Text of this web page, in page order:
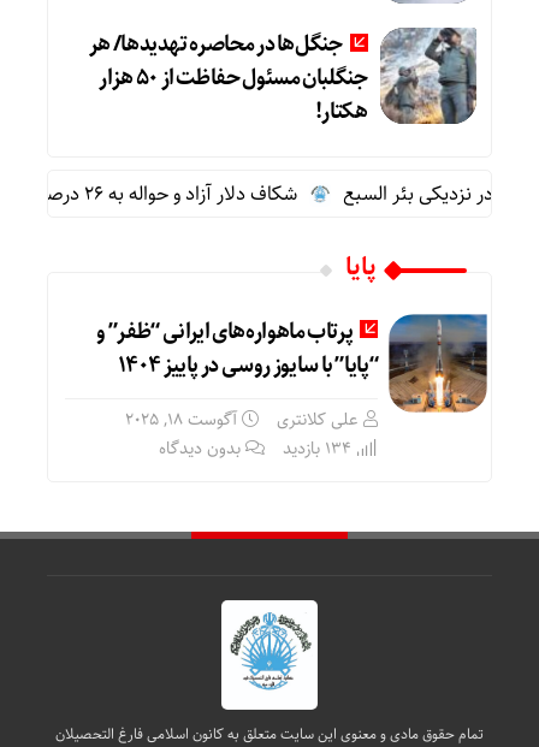
جنگل‌ها در محاصره تهدیدها/ هر
جنگلبان مسئول حفاظت از 50 هزار
هکتار!
در نزدیکی بئر السبع شکاف دلار آزاد و حواله به 26 درصد رسید
پایا
پرتاب ماهواره‌های ایرانی “ظفر” و
“پایا” با سایوز روسی در پاییز ۱۴۰۴
علی کلانتری
آگوست 18, 2025
بدون دیدگاه
تمام حقوق مادی و معنوی این سایت متعلق به کانون اسلامی فارغ التحصیلان